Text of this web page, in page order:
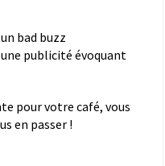
bad buzz
publicité évoquant
pour votre café, vous
en passer !